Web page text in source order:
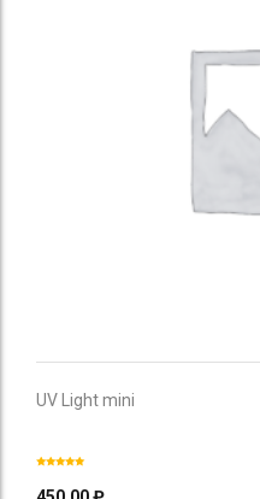
UV Light mini